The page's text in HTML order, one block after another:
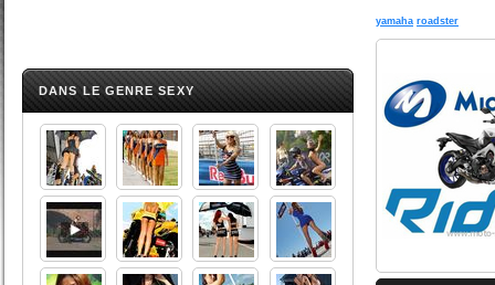
DANS LE GENRE SEXY
yamaha roadster